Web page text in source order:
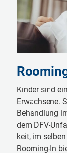
Kinder sind
Erwachsene.
Behandlung
dem DFV-
keit, im
Rooming-In